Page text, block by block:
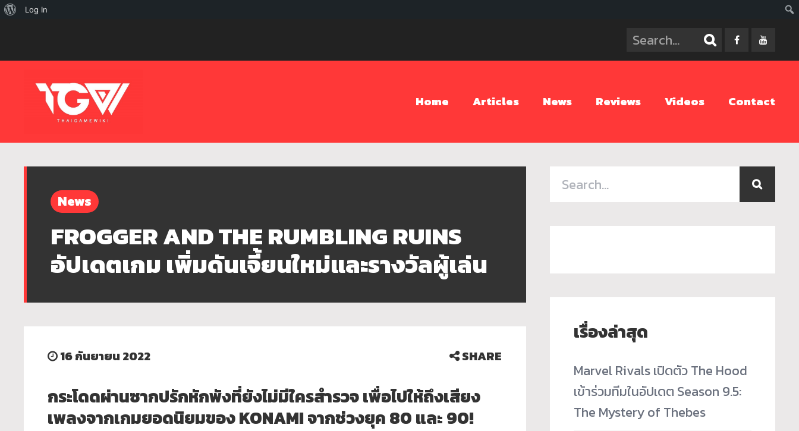
Home Articles News Reviews Videos Contact
News
FROGGER AND THE RUMBLING RUINS
อัปเดตเกม เพิ่มดันเจี้ยนใหม่และรางวัลผู้เล่น
16 กันยายน 2022 SHARE
กระโดดผ่านซากปรักหักพังที่ยังไม่มีใครสำรวจ เพื่อไปให้ถึงเสียง
เพลงจากเกมยอดนิยมของ KONAMI จากช่วงยุค 80 และ 90!
เรื่องล่าสุด
Marvel Rivals เปิดตัว The Hood
เข้าร่วมทีมในอัปเดต Season 9.5:
The Mystery of Thebes
เกี่ยวLog In